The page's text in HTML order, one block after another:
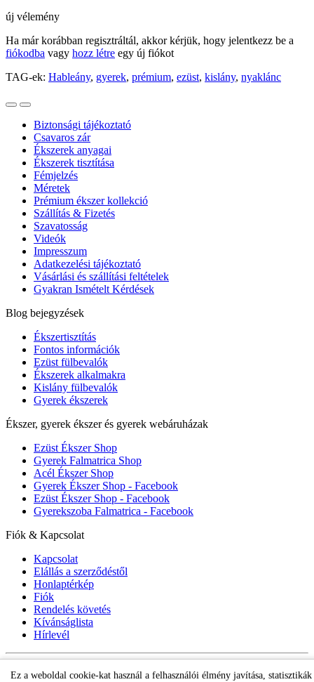
új vélemény
Ha már korábban regisztráltál, akkor kérjük, hogy jelentkezz be a
fiókodba vagy hozz létre egy új fiókot
TAG-ek: Hableány, gyerek, prémium, ezüst, kislány, nyaklánc
Biztonsági tájékoztató
Csavaros zár
Ékszerek anyagai
Ékszerek tisztítása
Fémjelzés
Méretek
Prémium ékszer kollekció
Szállítás & Fizetés
Szavatosság
Videók
Impresszum
Adatkezelési tájékoztató
Vásárlási és szállítási feltételek
Gyakran Ismételt Kérdések
Blog bejegyzések
Ékszertisztítás
Fontos információk
Ezüst fülbevalók
Ékszerek alkalmakra
Kislány fülbevalók
Gyerek ékszerek
Ékszer, gyerek ékszer és gyerek webáruházak
Ezüst Ékszer Shop
Gyerek Falmatrica Shop
Acél Ékszer Shop
Gyerek Ékszer Shop - Facebook
Ezüst Ékszer Shop - Facebook
Gyerekszoba Falmatrica - Facebook
Fiók & Kapcsolat
Kapcsolat
Elállás a szerződéstől
Honlaptérkép
Fiók
Rendelés követés
Kívánságlista
Hírlevél
Ez a weboldal cookie-kat használ a felhasználói élmény javítása, statisztikák